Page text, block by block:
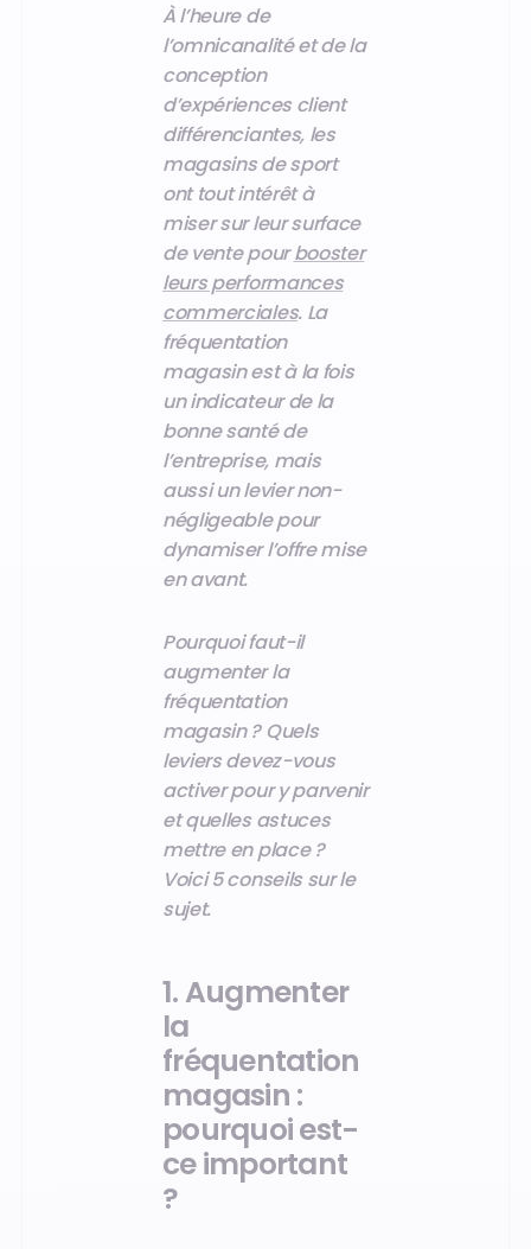
À l’heure de
l’omnicanalité et de la
conception
d’expériences client
différenciantes, les
magasins de sport
ont tout intérêt à
miser sur leur surface
de vente pourbooster
leurs performances
commerciales. La
fréquentation
magasin est à la fois
un indicateur de la
bonne santé de
l’entreprise, mais
aussi un levier non-
négligeable pour
dynamiser l’offre mise
en avant.
Pourquoi faut-il
augmenter la
fréquentation
magasin ? Quels
leviers devez-vous
activer pour y parvenir
et quelles astuces
mettre en place ?
Voici 5 conseils sur le
sujet.
1. Augmenter
la
fréquentation
magasin :
pourquoi est-
ce important
?